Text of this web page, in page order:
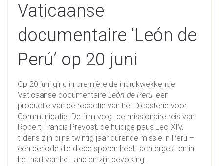
Vaticaanse
documentaire ‘León de
Perú’ op 20 juni
Op 20 juni ging in première de indrukwekkende
Vaticaanse documentaire León de Perú, een
productie van de redactie van het Dicasterie voor
Communicatie. De film volgt de missionaire reis van
Robert Francis Prevost, de huidige paus Leo XIV,
tijdens zijn bijna twintig jaar durende missie in Peru –
een periode die diepe sporen heeft achtergelaten in
het hart van het land en zijn bevolking.